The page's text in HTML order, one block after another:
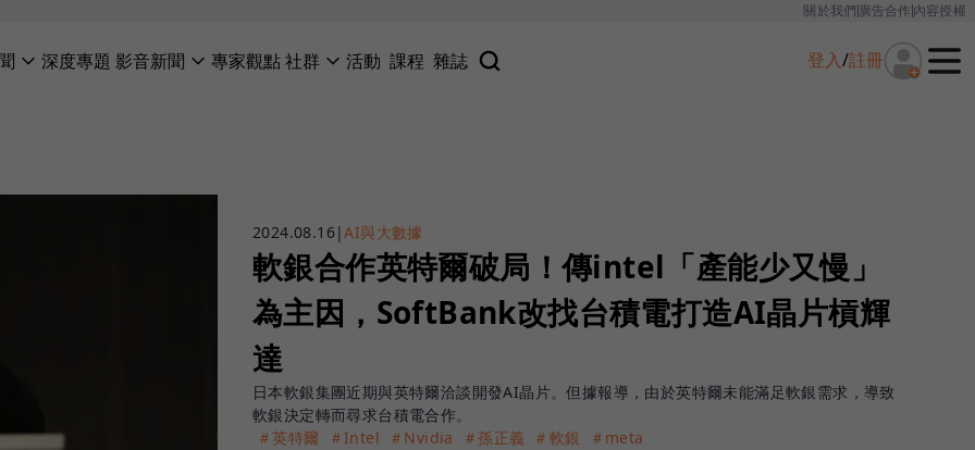
關於我們廣告合作內容授權
深度專題 影音新聞 專家觀點社群 活動 課程 雜誌 登入/註冊
2024.08.16|AI與大數據
軟銀合作英特爾破局！傳intel「產能少又慢」
為主因，SoftBank改找台積電打造AI晶片槓輝
達
日本軟銀集團近期與英特爾洽談開發AI晶片。但據報導，由於英特爾未能滿足軟銀需求，導致
軟銀決定轉而尋求台積電合作。
＃英特爾
＃Intel ＃Nvidia ＃孫正義 ＃軟銀 ＃meta